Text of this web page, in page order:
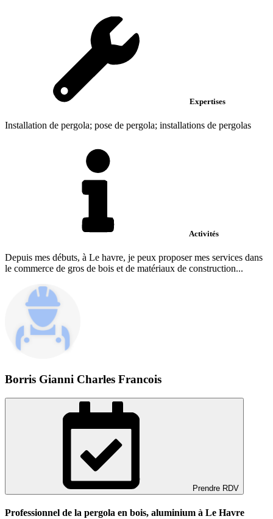
Expertises
Installation de pergola; pose de pergola; installations de pergolas
Activités
Depuis mes débuts, à Le havre, je peux proposer mes services dans
le commerce de gros de bois et de matériaux de construction...
Borris Gianni Charles Francois
Prendre RDV
Professionnel de la pergola en bois, aluminium à Le Havre